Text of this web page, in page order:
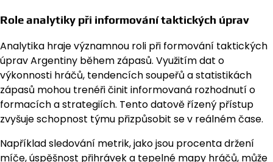
Role analytiky při informování taktických úprav
Analytika hraje významnou roli při formování taktických
úprav Argentiny během zápasů. Využitím dat o
výkonnosti hráčů, tendencích soupeřů a statistikách
zápasů mohou trenéři činit informovaná rozhodnutí o
formacích a strategiích. Tento datově řízený přístup
zvyšuje schopnost týmu přizpůsobit se v reálném čase.
Například sledování metrik, jako jsou procenta držení
míče, úspěšnost přihrávek a tepelné mapy hráčů, může